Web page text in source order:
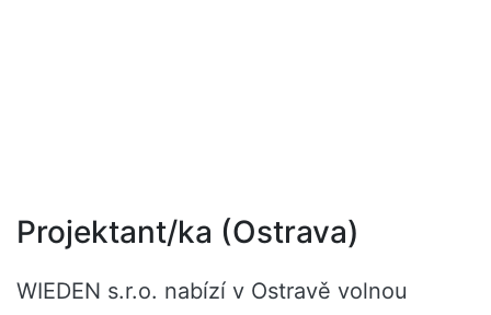
Projektant/ka (Ostrava)
WIEDEN s.r.o. nabízí v Ostravě volnou